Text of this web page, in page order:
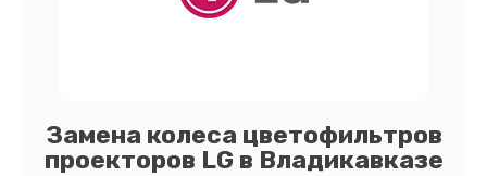
Замена колеса цветофильтров
проекторов LG в Владикавказе